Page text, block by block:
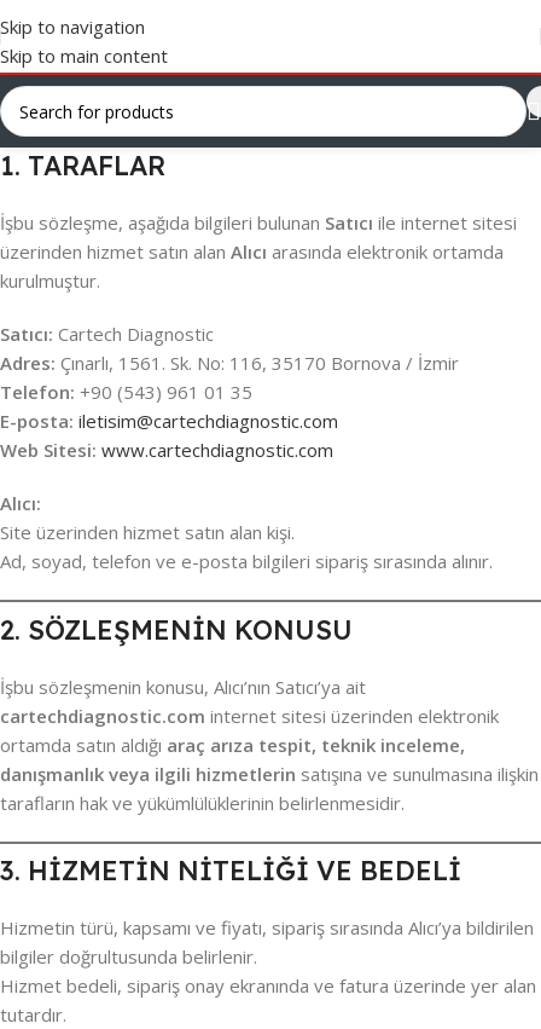
Skip to navigation
Skip to main content
1. TARAFLAR
İşbu sözleşme, aşağıda bilgileri bulunan Satıcı ile internet sitesi
üzerinden hizmet satın alan Alıcı arasında elektronik ortamda
kurulmuştur.
Satıcı: Cartech Diagnostic
Adres: Çınarlı, 1561. Sk. No: 116, 35170 Bornova / İzmir
Telefon: +90 (543) 961 01 35
E-posta: iletisim@cartechdiagnostic.com
Web Sitesi: www.cartechdiagnostic.com
Alıcı:
Site üzerinden hizmet satın alan kişi.
Ad, soyad, telefon ve e-posta bilgileri sipariş sırasında alınır.
2. SÖZLEŞMENİN KONUSU
İşbu sözleşmenin konusu, Alıcı’nın Satıcı’ya ait
cartechdiagnostic.com internet sitesi üzerinden elektronik
ortamda satın aldığı araç arıza tespit, teknik inceleme,
danışmanlık veya ilgili hizmetlerin satışına ve sunulmasına ilişkin
tarafların hak ve yükümlülüklerinin belirlenmesidir.
3. HİZMETİN NİTELİĞİ VE BEDELİ
Hizmetin türü, kapsamı ve fiyatı, sipariş sırasında Alıcı’ya bildirilen
bilgiler doğrultusunda belirlenir.
Hizmet bedeli, sipariş onay ekranında ve fatura üzerinde yer alan
tutardır.